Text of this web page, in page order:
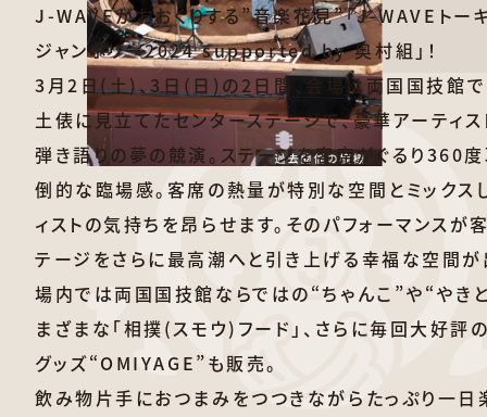
J-WAVEがおおくりする”音楽花見”「J-WAVEトー
ジャンボリー2024 supported by 奥村組」！
3月2日(土)、3日(日)の2日間、会場は両国国技館で
土俵に見立てたセンターステージで、豪華アーティ
弾き語りの夢の競演。ステージを客席がぐるり360
倒的な臨場感。客席の熱量が特別な空間とミックス
ィストの気持ちを昂らせます。そのパフォーマンスが
テージをさらに最高潮へと引き上げる幸福な空間が
場内では両国国技館ならではの“ちゃんこ”や“やき
まざまな「相撲(スモウ)フード」、さらに毎回大好評
グッズ“OMIYAGE”も販売。
飲み物片手におつまみをつつきながらたっぷり一日